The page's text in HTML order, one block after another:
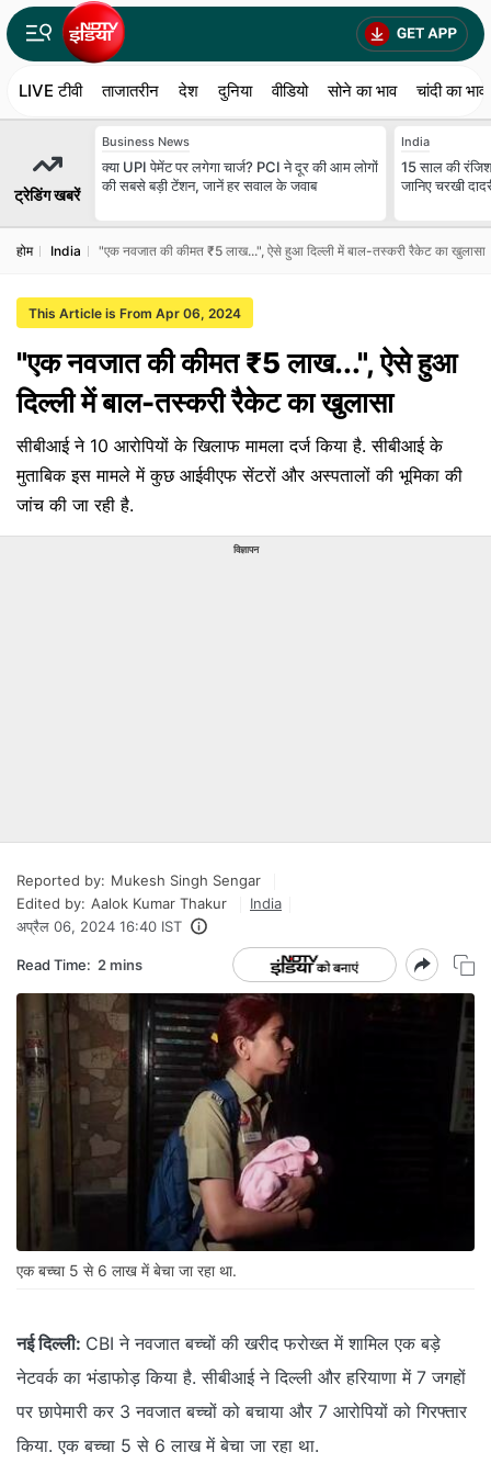
LIVE टीवी ताजातरीन देश दुनिया वीडियो सोने का भाव चांदी का भाव
ट्रेडिंग खबरें
Business News
क्या UPI पेमेंट पर लगेगा चार्ज? PCI ने दूर की आम लोगों
की सबसे बड़ी टेंशन, जानें हर सवाल के जवाब
India
15 साल की
जानिए चरखी
होम India "एक नवजात की कीमत ₹5 लाख...", ऐसे हुआ दिल्ली में बाल-तस्करी रैकेट का खुलासा
This Article is From Apr 06, 2024
"एक नवजात की कीमत ₹5 लाख...", ऐसे हुआ
दिल्ली में बाल-तस्करी रैकेट का खुलासा
सीबीआई ने 10 आरोपियों के खिलाफ मामला दर्ज किया है. सीबीआई के
मुताबिक इस मामले में कुछ आईवीएफ सेंटरों और अस्पतालों की भूमिका की
जांच की जा रही है.
विज्ञापन
Reported by: Mukesh Singh Sengar
Edited by: Aalok Kumar Thakur
India
अप्रैल 06, 2024 16:40 IST
Read Time: 2 mins
एक बच्चा 5 से 6 लाख में बेचा जा रहा था.
नई दिल्ली: CBI ने नवजात बच्चों की खरीद फरोख्त में शामिल एक बड़े
नेटवर्क का भंडाफोड़ किया है. सीबीआई ने दिल्ली और हरियाणा में 7 जगहों
पर छापेमारी कर 3 नवजात बच्चों को बचाया और 7 आरोपियों को गिरफ्तार
किया. एक बच्चा 5 से 6 लाख में बेचा जा रहा था.